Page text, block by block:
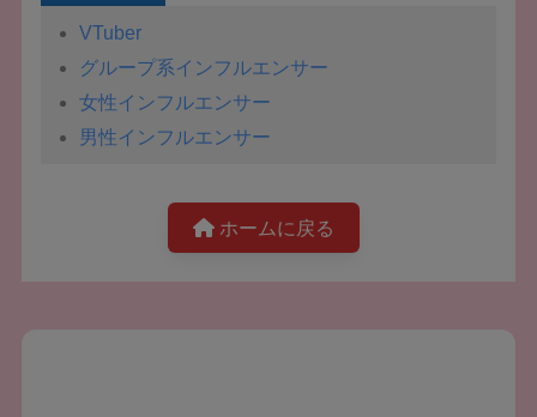
VTuber
グループ系インフルエンサー
女性インフルエンサー
男性インフルエンサー
ホームに戻る